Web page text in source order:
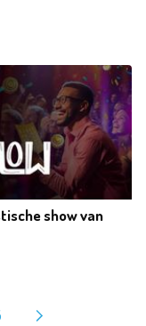
show van